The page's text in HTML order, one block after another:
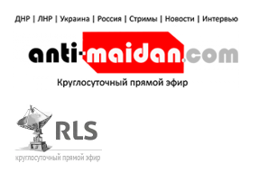
содержимому
Антимайдан:
на Украине
гражданской войне на Украине, включая
ЛНР и других регионах.